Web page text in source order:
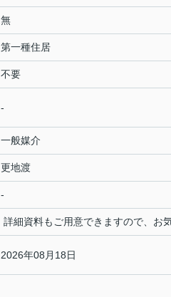
無
第一種住居
不要
-
一般媒介
更地渡
-
詳細資料もご用意できますので、お
2026年08月18日